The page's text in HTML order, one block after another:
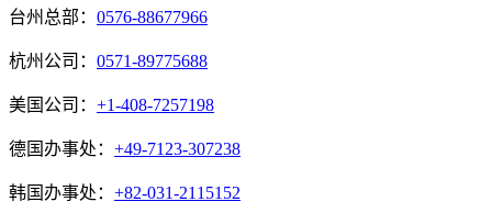
台州总部： 0576-88677966
杭州公司： 0571-89775688
美国公司： +1-408-7257198
德国办事处： +49-7123-307238
韩国办事处： +82-031-2115152